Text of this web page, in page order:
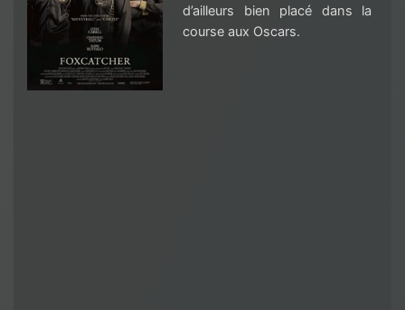
d’ailleurs bien placé dans la
course aux Oscars.